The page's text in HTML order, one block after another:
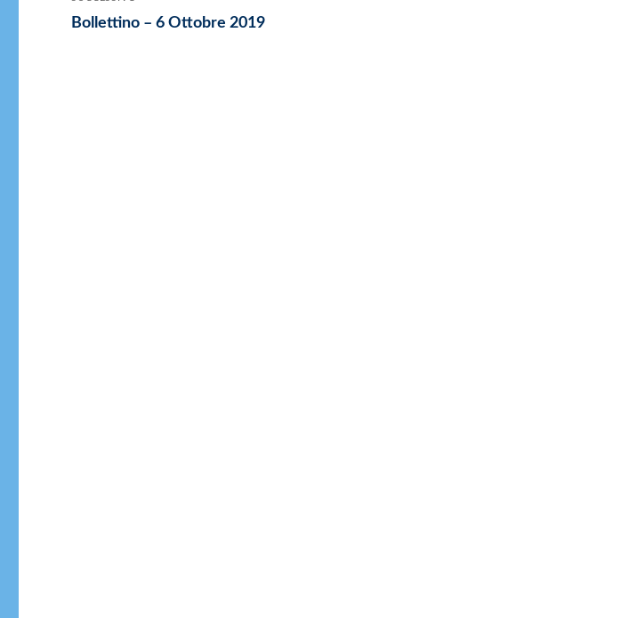
Articolo
Bollettino – 6 Ottobre 2019